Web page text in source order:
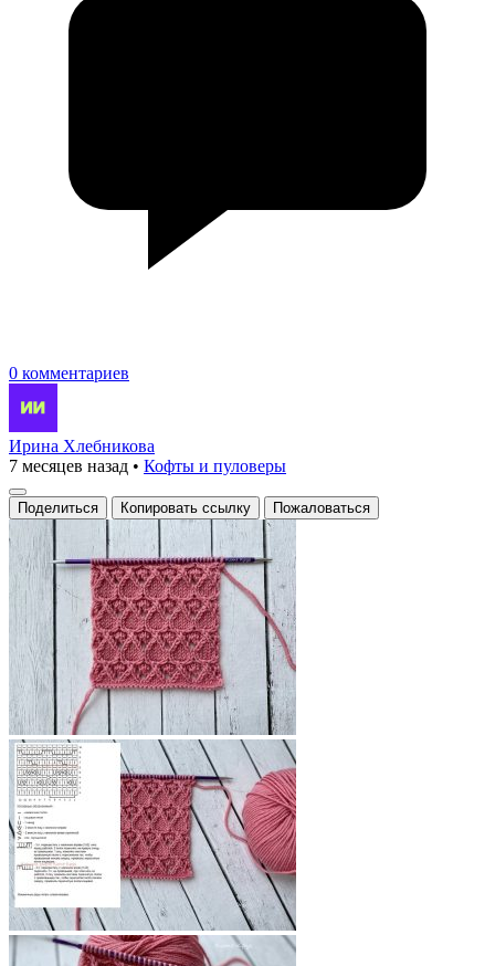
0 комментариев
Ирина Хлебникова
7 месяцев назад • Кофты и пуловеры
Поделиться Копировать ссылку Пожаловаться